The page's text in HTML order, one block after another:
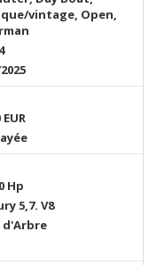
vintage, Open,
EUR
Hp
5,7. V8
d'Arbre